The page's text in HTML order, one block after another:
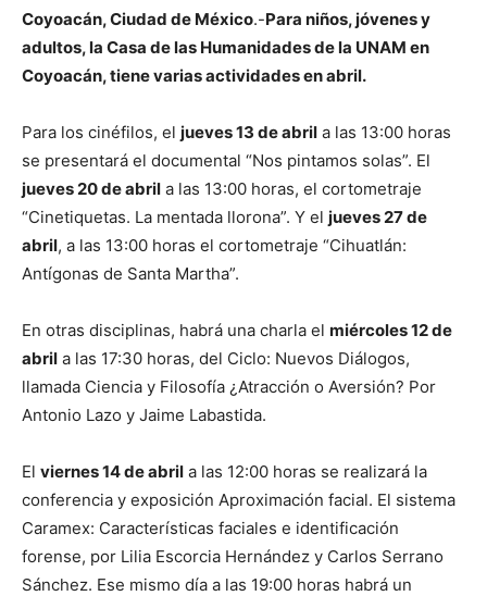
Coyoacán, Ciudad de México.-Para niños, jóvenes y
adultos, la Casa de las Humanidades de la UNAM en
Coyoacán, tiene varias actividades en abril.
Para los cinéfilos, el jueves 13 de abril a las 13:00 horas
se presentará el documental “Nos pintamos solas”. El
jueves 20 de abril a las 13:00 horas, el cortometraje
“Cinetiquetas. La mentada llorona”. Y el jueves 27 de
abril, a las 13:00 horas el cortometraje “Cihuatlán:
Antígonas de Santa Martha”.
En otras disciplinas, habrá una charla el miércoles 12 de
abril a las 17:30 horas, del Ciclo: Nuevos Diálogos,
llamada Ciencia y Filosofía ¿Atracción o Aversión? Por
Antonio Lazo y Jaime Labastida.
El viernes 14 de abril a las 12:00 horas se realizará la
conferencia y exposición Aproximación facial. El sistema
Caramex: Características faciales e identificación
forense, por Lilia Escorcia Hernández y Carlos Serrano
Sánchez. Ese mismo día a las 19:00 horas habrá un